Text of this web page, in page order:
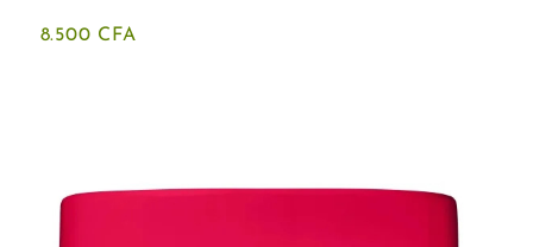
8.500 CFA